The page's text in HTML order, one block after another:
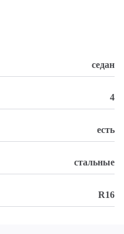
седан
4
есть
стальные
R16